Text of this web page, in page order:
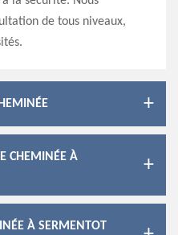
de tous niveaux,
CHEMINÉE À
À SERMENTOT